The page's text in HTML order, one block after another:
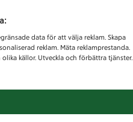
data för att välja reklam. Skapa
reklam. Mäta reklamprestanda.
källor. Utveckla och förbättra tjänster.